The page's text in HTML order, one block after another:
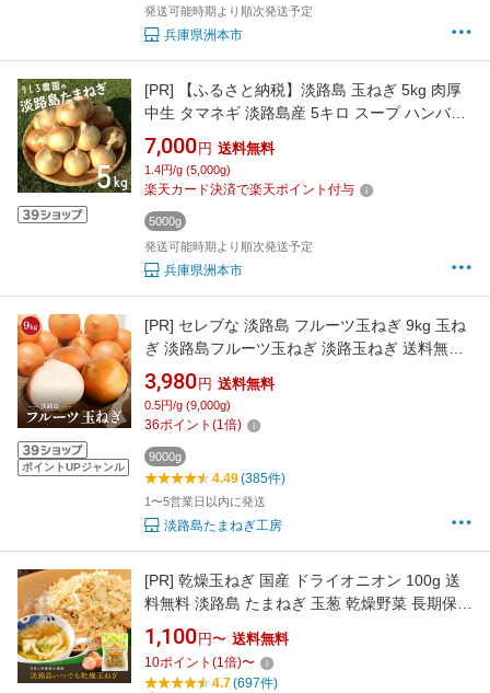
発送可能時期より順次発送予定
兵庫県洲本市
[PR]
【ふるさと納税】淡路島 玉ねぎ 5kg 肉厚
中生 タマネギ 淡路島産 5キロ スープ ハンバー
グ 肉じゃが ホイル焼き 野菜 サラダ うしろ農園
淡路 洲本市 お届け：2026年6月中旬～11月下
旬
7,000 円 送料無料
1.4円/g (5,000g)
楽天カード決済で楽天ポイント付与
5000g
発送可能時期より順次発送予定
兵庫県洲本市
ポイントUPジャンル
[PR] セレブな 淡路島 フルーツ玉ねぎ 9kg 玉ね
ぎ 淡路島フルーツ玉ねぎ 淡路玉ねぎ 送料無料
淡路島玉ねぎ たまねぎ ランキング 大容量
original 20260801
3,980 円 送料無料
0.5円/g (9,000g)
36ポイント (1倍)
9000g
4.49(385件)
1〜5営業日以内に発送
淡路島たまねぎ工房
[PR] 乾燥玉ねぎ 国産 ドライオニオン 100g 送
料無料 淡路島 たまねぎ 玉葱 乾燥野菜 長期保存
味噌汁の具 ドライベジタブル 簡単 災害時 料理
ローリングストック 買い回り ポイント消化
20260801
1,100 円〜 送料無料
10ポイント (1倍)〜
4.7(697件)